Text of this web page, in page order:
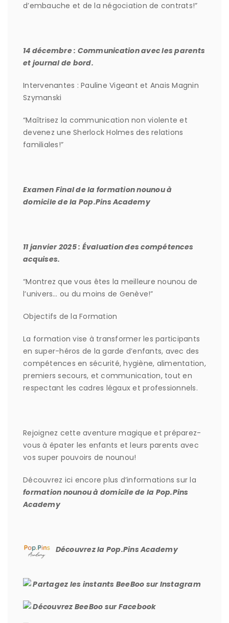
d’embauche et de la négociation de contrats!”
14 décembre : Communication avec les parents
et journal de bord.
Intervenantes : Pauline Vigeant et Anais Magnin
Szymanski
“Maîtrisez la communication non violente et
devenez une Sherlock Holmes des relations
familiales!”
Examen Final de la formation nounou à
domicile de la Pop.Pins Academy
11 janvier 2025 : Évaluation des compétences
acquises.
“Montrez que vous êtes la meilleure nounou de
l’univers… ou du moins de Genève!”
Objectifs de la Formation
La formation vise à transformer les participants
en super-héros de la garde d’enfants, avec des
compétences en sécurité, hygiène, alimentation,
premiers secours, et communication, tout en
respectant les cadres légaux et professionnels.
Rejoignez cette aventure magique et préparez-
vous à épater les enfants et leurs parents avec
vos super pouvoirs de nounou!
Découvrez ici encore plus d’informations sur la
formation nounou à domicile de la Pop.Pins
Academy
Découvrez la Pop.Pins Academy
Partagez les instants BeeBoo sur Instagram
Découvrez BeeBoo sur Facebook